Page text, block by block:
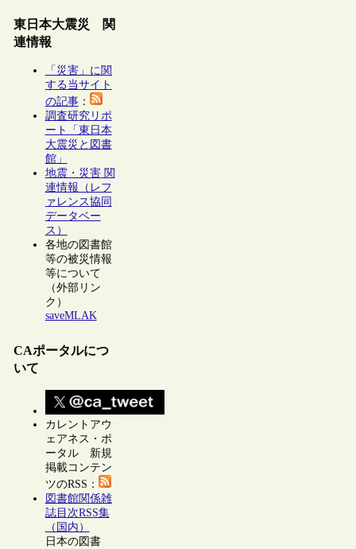
東日本大震災 関
連情報
「災害」に関
する当サイト
の記事：
調査研究リポ
ート「東日本
大震災と図書
館」
地震・災害 関
連情報（レフ
ァレンス協同
データベー
ス）
各地の図書館
等の被災情報
等について
（外部リン
ク）
saveMLAK
CAポータルにつ
いて
カレントアウ
ェアネス・ポ
ータル 新規
掲載コンテン
ツのRSS：
図書館関係雑
誌目次RSS集
（国内）
日本の図書